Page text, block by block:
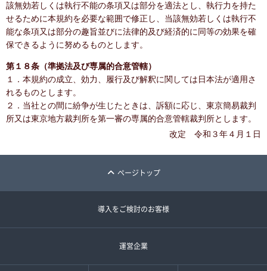
該無効若しくは執行不能の条項又は部分を適法とし、執行力を持た
せるために本規約を必要な範囲で修正し、当該無効若しくは執行不
能な条項又は部分の趣旨並びに法律的及び経済的に同等の効果を確
保できるように努めるものとします。
第１８条（準拠法及び専属的合意管轄）
１．本規約の成立、効力、履行及び解釈に関しては日本法が適用さ
れるものとします。
２．当社との間に紛争が生じたときは、訴額に応じ、東京簡易裁判
所又は東京地方裁判所を第一審の専属的合意管轄裁判所とします。
改定 令和３年４月１日
ページトップ
導入をご検討のお客様
運営企業